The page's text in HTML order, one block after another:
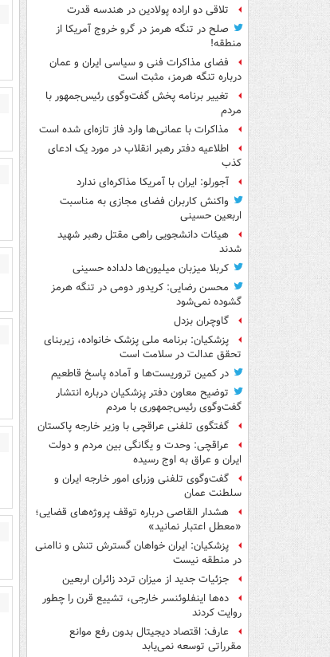
تلاقی دو اراده پولادین در هندسه قدرت
صلح در تنگه هرمز در گرو خروج آمریکا از
منطقه!
فضای مذاکرات فنی و سیاسی ایران و عمان
درباره تنگه هرمز، مثبت است
تغییر برنامه پخش گفت‌وگوی رئیس‌جمهور با
مردم
مذاکرات با عمانی‌ها وارد فاز تازه‌ای شده است
اطلاعیه دفتر رهبر انقلاب در مورد یک ادعای
کذب
آجورلو: ایران با آمریکا مذاکره‌ای ندارد
واکنش کاربران فضای مجازی به مناسبت
اربعین حسینی
هیئات دانشجویی راهی مقتل رهبر شهید
شدند
کربلا میزبان میلیون‌ها دلداده حسینی
محسن رضایی: کریدور دومی در تنگه هرمز
گشوده نمی‌شود
گاوچران بزدل
پزشکیان: برنامه ملی پزشک خانواده، زیربنای
تحقق عدالت در سلامت است
در کمین تروریست‌ها و آماده پاسخ قاطعیم
توضیح معاون دفتر پزشکیان درباره انتشار
گفت‌وگوی رئیس‌جمهوری با مردم
گفتگوی تلفنی عراقچی با وزیر خارجه پاکستان
عراقچی: وحدت و یگانگی بین مردم و دولت
ایران و عراق به اوج رسیده
گفت‌وگوی تلفنی وزرای امور خارجه ایران و
سلطنت عمان
هشدار القاصی درباره توقف پروژه‌های قضایی؛
«معطل اعتبار نمانید»
پزشکیان: ایران خواهان گسترش تنش و ناامنی
در منطقه نیست
جزئیات جدید از میزان تردد زائران اربعین
ده‌ها اینفلوئنسر خارجی، تشییع قرن را چطور
روایت کردند
عارف: اقتصاد دیجیتال بدون رفع موانع
مقرراتی توسعه نمی‌یابد